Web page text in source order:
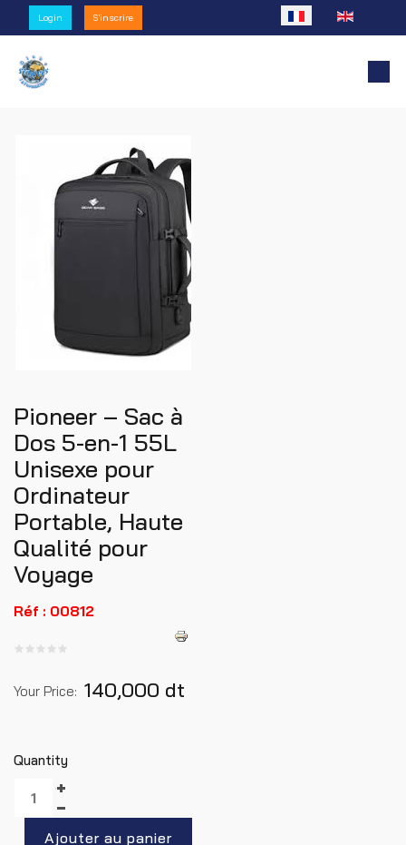
Login S'inscrire Sélectionnez votre
Pioneer – Sac à
Dos 5-en-1 55L
Unisexe pour
Ordinateur
Portable, Haute
Qualité pour
Voyage
Réf : 00812
Your Price: 140,000 dt
Quantity